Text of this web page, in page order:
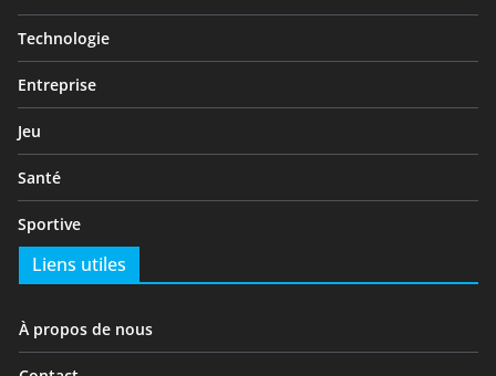
Technologie
Entreprise
Jeu
Santé
Sportive
Liens utiles
À propos de nous